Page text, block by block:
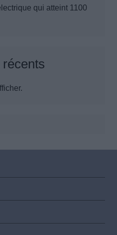
qui atteint 1100